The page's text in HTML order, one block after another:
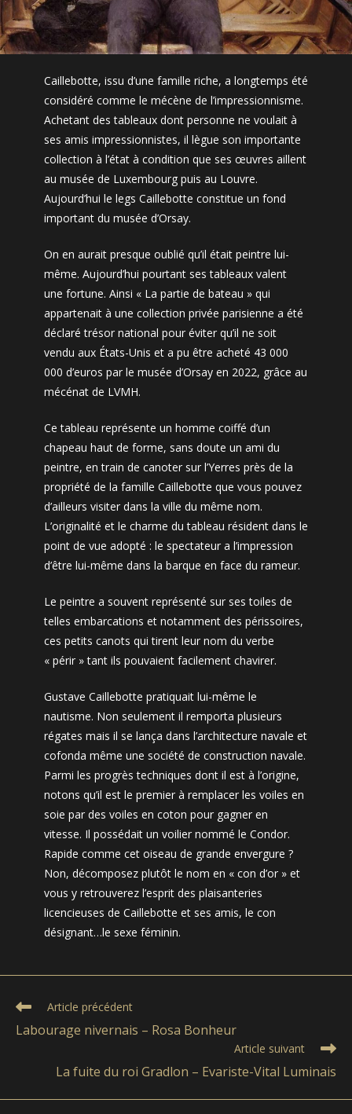
Caillebotte, issu d’une famille riche, a longtemps été
considéré comme le mécène de l’impressionnisme.
Achetant des tableaux dont personne ne voulait à
ses amis impressionnistes, il lègue son importante
collection à l’état à condition que ses œuvres aillent
au musée de Luxembourg puis au Louvre.
Aujourd’hui le legs Caillebotte constitue un fond
important du musée d’Orsay.
On en aurait presque oublié qu’il était peintre lui-
même. Aujourd’hui pourtant ses tableaux valent
une fortune. Ainsi « La partie de bateau » qui
appartenait à une collection privée parisienne a été
déclaré trésor national pour éviter qu’il ne soit
vendu aux États-Unis et a pu être acheté 43 000
000 d’euros par le musée d’Orsay en 2022, grâce au
mécénat de LVMH.
Ce tableau représente un homme coiffé d’un
chapeau haut de forme, sans doute un ami du
peintre, en train de canoter sur l’Yerres près de la
propriété de la famille Caillebotte que vous pouvez
d’ailleurs visiter dans la ville du même nom.
L’originalité et le charme du tableau résident dans le
point de vue adopté : le spectateur a l’impression
d’être lui-même dans la barque en face du rameur.
Le peintre a souvent représenté sur ses toiles de
telles embarcations et notamment des périssoires,
ces petits canots qui tirent leur nom du verbe
« périr » tant ils pouvaient facilement chavirer.
Gustave Caillebotte pratiquait lui-même le
nautisme. Non seulement il remporta plusieurs
régates mais il se lança dans l’architecture navale et
cofonda même une société de construction navale.
Parmi les progrès techniques dont il est à l’origine,
notons qu’il est le premier à remplacer les voiles en
soie par des voiles en coton pour gagner en
vitesse. Il possédait un voilier nommé le Condor.
Rapide comme cet oiseau de grande envergure ?
Non, décomposez plutôt le nom en « con d’or » et
vous y retrouverez l’esprit des plaisanteries
licencieuses de Caillebotte et ses amis, le con
désignant…le sexe féminin.
Read
articles
Article précédent
Labourage nivernais – Rosa Bonheur
Article suivant
La fuite du roi Gradlon – Evariste-Vital Luminais